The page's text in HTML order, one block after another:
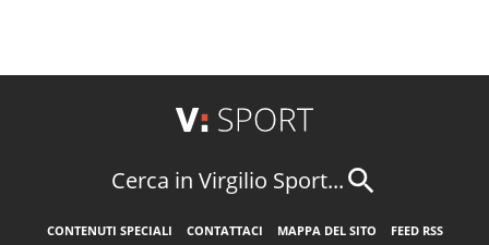
Cerca in Virgilio Sport...
CONTENUTI SPECIALI CONTATTACI MAPPA DEL SITO
FEED RSS